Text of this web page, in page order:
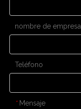
nombre de empresa
Teléfono
* Mensaje